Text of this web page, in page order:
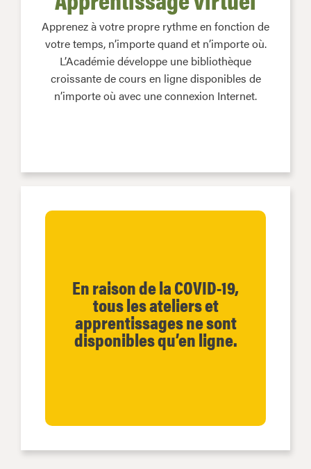
Apprenez à votre propre rythme en fonction de
votre temps, n’importe quand et n’importe où.
L’Académie développe une bibliothèque
croissante de cours en ligne disponibles de
n’importe où avec une connexion Internet.
En raison de la COVID-19,
tous les ateliers et
apprentissages ne sont
disponibles qu’en ligne.